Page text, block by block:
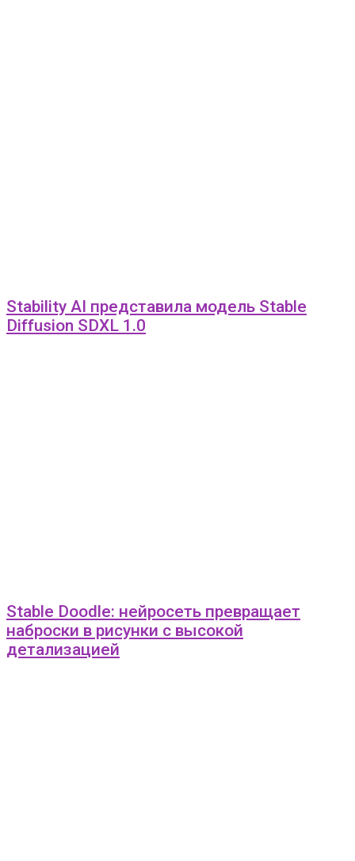
Stability AI представила модель Stable
Diffusion SDXL 1.0
Stable Doodle: нейросеть превращает
наброски в рисунки с высокой
детализацией